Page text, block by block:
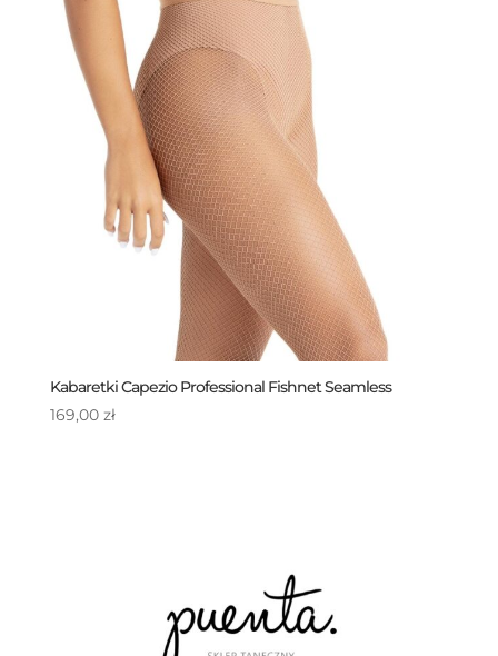
Kabaretki Capezio Professional Fishnet Seamless
169,00 zł